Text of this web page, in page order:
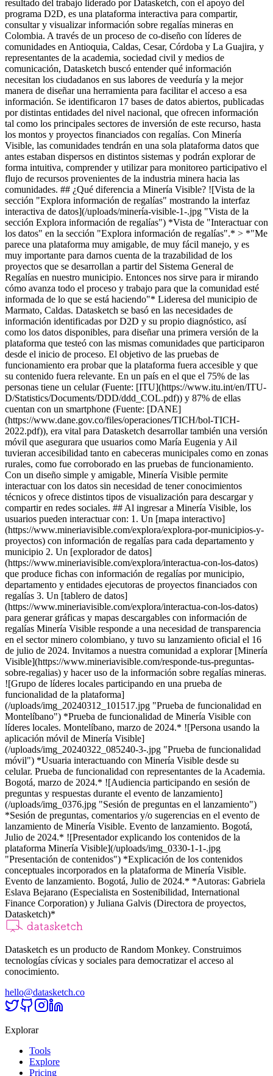
resultado del trabajo liderado por Datasketch, con el apoyo del
programa D2D, es una plataforma interactiva para compartir,
consultar y visualizar información sobre regalías mineras en
Colombia. A través de un proceso de co-diseño con líderes de
comunidades en Antioquia, Caldas, Cesar, Córdoba y La Guajira, y
representantes de la academia, sociedad civil y medios de
comunicación, Datasketch buscó entender qué información
necesitan los ciudadanos en sus labores de veeduría y la mejor
manera de diseñar una herramienta para facilitar el acceso a esa
información. Se identificaron 17 bases de datos abiertos, publicadas
por distintas entidades del nivel nacional, que ofrecen información
tal como los principales sectores de inversión de este recurso, hasta
los montos y proyectos financiados con regalías. Con Minería
Visible, las comunidades tendrán en una sola plataforma datos que
antes estaban dispersos en distintos sistemas y podrán explorar de
forma intuitiva, comprender y utilizar para monitoreo participativo el
flujo de recursos provenientes de la industria minera hacia las
comunidades. ## ¿Qué diferencia a Minería Visible? ![Vista de la
sección "Explora información de regalías" mostrando la interfaz
interactiva de datos](/uploads/minería-visible-1-.jpg "Vista de la
sección Explora información de regalías") *Vista de "Interactuar con
los datos" en la sección "Explora información de regalías".* > *"Me
parece una plataforma muy amigable, de muy fácil manejo, y es
muy importante para darnos cuenta de la trazabilidad de los
proyectos que se desarrollan a partir del Sistema General de
Regalías en nuestro municipio. Entonces nos sirve para ir mirando
cómo avanza todo el proceso y trabajo para que la comunidad esté
informada de lo que se está haciendo"* Lideresa del municipio de
Marmato, Caldas. Datasketch se basó en las necesidades de
información identificadas por D2D y su propio diagnóstico, así
como los datos disponibles, para diseñar una primera versión de la
plataforma que testeó con las mismas comunidades que participaron
desde el inicio de proceso. El objetivo de las pruebas de
funcionamiento era probar que la plataforma fuera accesible y que
su contenido fuera relevante. En un país en el que el 75% de las
personas tiene un celular (Fuente: [ITU](https://www.itu.int/en/ITU-
D/Statistics/Documents/DDD/ddd_COL.pdf)) y 87% de ellas
cuentan con un smartphone (Fuente: [DANE]
(https://www.dane.gov.co/files/operaciones/TICH/bol-TICH-
2022.pdf)), era vital para Datasketch desarrollar también una versión
móvil que asegurara que usuarios como María Eugenia y Ail
tuvieran accesibilidad tanto en cabeceras municipales como en zonas
rurales, como fue corroborado en las pruebas de funcionamiento.
Con un diseño simple y amigable, Minería Visible permite
interactuar con los datos sin necesidad de tener conocimientos
técnicos y ofrece distintos tipos de visualización para descargar y
compartir en redes sociales. ## Al ingresar a Minería Visible, los
usuarios pueden interactuar con: 1. Un [mapa interactivo]
(https://www.mineriavisible.com/explora/explora-por-municipios-y-
proyectos) con información de regalías para cada departamento y
municipio 2. Un [explorador de datos]
(https://www.mineriavisible.com/explora/interactua-con-los-datos)
que produce fichas con información de regalías por municipio,
departamento y entidades ejecutoras de proyectos financiados con
regalías 3. Un [tablero de datos]
(https://www.mineriavisible.com/explora/interactua-con-los-datos)
para generar gráficas y mapas descargables con información de
regalías Minería Visible responde a una necesidad de transparencia
en el sector minero colombiano, y tuvo su lanzamiento oficial el 16
de julio de 2024. Invitamos a nuestra comunidad a explorar [Minería
Visible](https://www.mineriavisible.com/responde-tus-preguntas-
sobre-regalias) y hacer uso de la información sobre regalías mineras.
![Grupo de líderes locales participando en una prueba de
funcionalidad de la plataforma]
(/uploads/img_20240312_101517.jpg "Prueba de funcionalidad en
Montelíbano") *Prueba de funcionalidad de Minería Visible con
líderes locales. Montelíbano, marzo de 2024.* ![Persona usando la
aplicación móvil de Minería Visible]
(/uploads/img_20240322_085240-3-.jpg "Prueba de funcionalidad
móvil") *Usuaria interactuando con Minería Visible desde su
celular. Prueba de funcionalidad con representantes de la Academia.
Bogotá, marzo de 2024.* ![Audiencia participando en sesión de
preguntas y respuestas durante el evento de lanzamiento]
(/uploads/img_0376.jpg "Sesión de preguntas en el lanzamiento")
*Sesión de preguntas, comentarios y/o sugerencias en el evento de
lanzamiento de Minería Visible. Evento de lanzamiento. Bogotá,
Julio de 2024.* ![Presentador explicando los contenidos de la
plataforma Minería Visible](/uploads/img_0330-1-1-.jpg
"Presentación de contenidos") *Explicación de los contenidos
conceptuales incorporados en la plataforma de Minería Visible.
Evento de lanzamiento. Bogotá, Julio de 2024.* *Autoras: Gabriela
Eslava Bejarano (Especialista en Sostenibilidad, International
Finance Corporation) y Juliana Galvis (Directora de proyectos,
Datasketch)*
Datasketch es un producto de Random Monkey. Construimos
tecnologías cívicas y sociales para democratizar el acceso al
conocimiento.
hello@datasketch.co
Explorar
Tools
Explore
Pricing